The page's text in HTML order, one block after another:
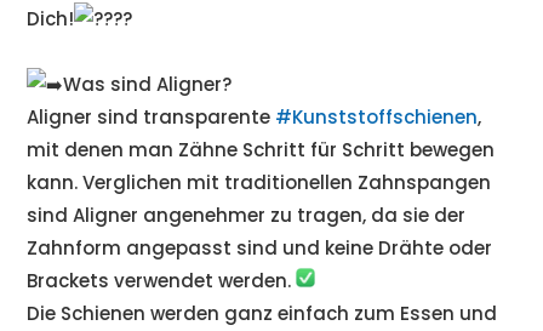
Dich!
Was sind Aligner?
Aligner sind transparente #Kunststoffschienen,
mit denen man Zähne Schritt für Schritt bewegen
kann. Verglichen mit traditionellen Zahnspangen
sind Aligner angenehmer zu tragen, da sie der
Zahnform angepasst sind und keine Drähte oder
Brackets verwendet werden.
Die Schienen werden ganz einfach zum Essen und